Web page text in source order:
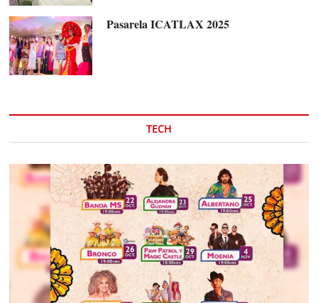
Pasarela ICATLAX 2025
TECH